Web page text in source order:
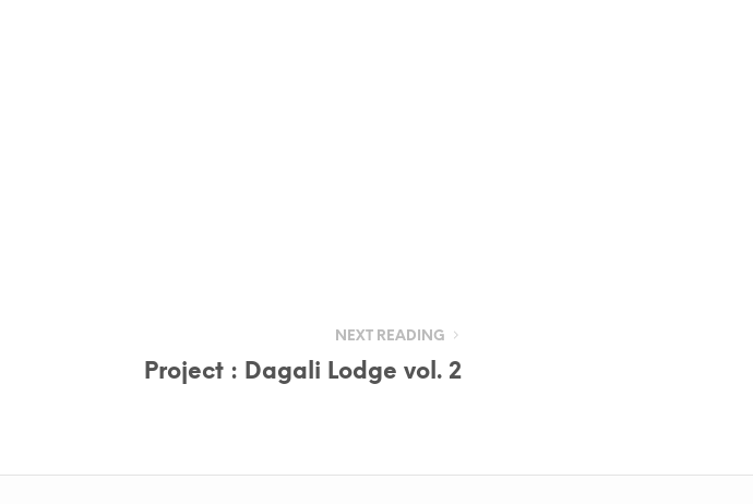
NEXT READING
Project : Dagali Lodge vol. 2